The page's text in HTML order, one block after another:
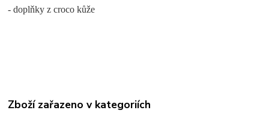
- doplňky z croco kůže
Zboží zařazeno v kategoriích